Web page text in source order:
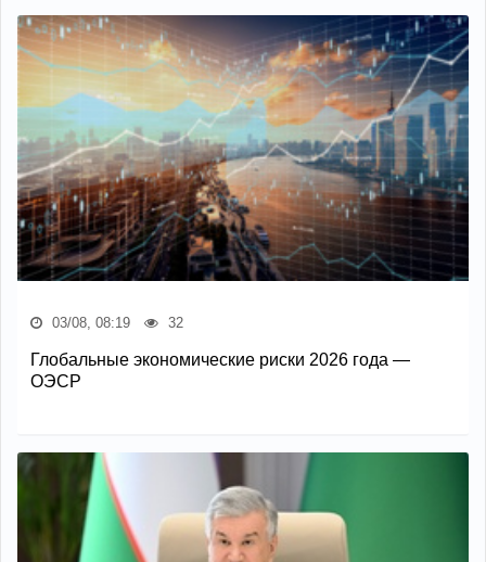
03/08, 08:19 32
Глобальные экономические риски 2026 года —
ОЭСР